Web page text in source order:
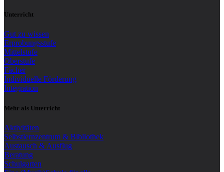
Unterricht
Gut zu wissen
Erprobungsstufe
Mittelstufe
Oberstufe
Fächer
Individuelle Förderung
Integration
Mehr als Unterricht
Aktivitäten
Selbstlernzentrum & Bibliothek
Austausch & Ausflug
Beratung
Schulgarten